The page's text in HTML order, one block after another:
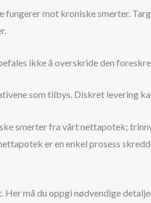
mot kroniske smerter.
ikke å overskride den
som tilbys. Diskret levering
smerter fra vårt nettapotek;
er en enkel prosess
må du oppgi nødvendige